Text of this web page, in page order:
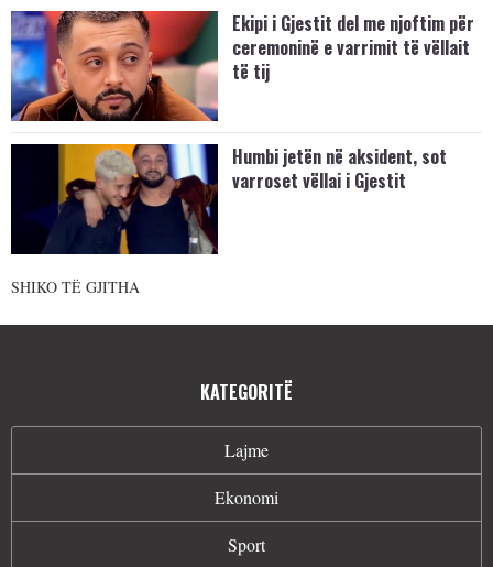
Ekipi i Gjestit del me njoftim për
ceremoninë e varrimit të vëllait
të tij
Humbi jetën në aksident, sot
varroset vëllai i Gjestit
SHIKO TË GJITHA
KATEGORITË
Lajme
Ekonomi
Sport